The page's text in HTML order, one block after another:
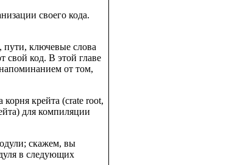
своего кода.
пути, ключевые слова
свой код. В этой главе
от том,
крейта (crate root,
для компиляции
скажем, вы
в следующих